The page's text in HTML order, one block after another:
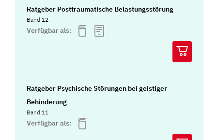
Ratgeber Posttraumatische Belastungsstörung
Band 12
Verfügbar als:
Ratgeber Psychische Störungen bei geistiger
Behinderung
Band 11
Verfügbar als: